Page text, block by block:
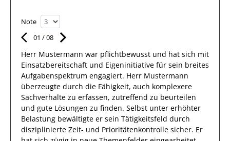
Note
01 /08
Herr Mustermann war pflichtbewusst und hat sich mit
Einsatzbereitschaft und Eigeninitiative für sein breites
Aufgabenspektrum engagiert. Herr Mustermann
überzeugte durch die Fähigkeit, auch komplexere
Sachverhalte zu erfassen, zutreffend zu beurteilen
und gute Lösungen zu finden. Selbst unter erhöhter
Belastung bewältigte er sein Tätigkeitsfeld durch
disziplinierte Zeit- und Prioritätenkontrolle sicher. Er